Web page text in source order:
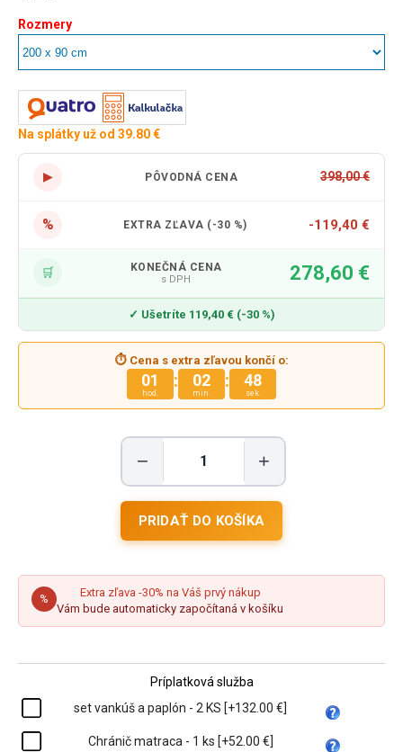
Rozmery
Na splátky už od 39.80 €
▶ PÔVODNÁ CENA 398,00 €
% EXTRA ZĽAVA (-30 %) -119,40 €
🛒 KONEČNÁ CENA
s DPH 278,60 €
✓ Ušetríte 119,40 € (-30 %)
⏱ Cena s extra zľavou končí o:
01
hod.
: 02
min.
: 45
sek.
− +
%
Extra zľava -30% na Váš prvý nákup
Vám bude automaticky započítaná v košíku
Príplatková služba
set vankúš a paplón - 2 KS [+132.00 €]
Chránič matraca - 1 ks [+52.00 €]